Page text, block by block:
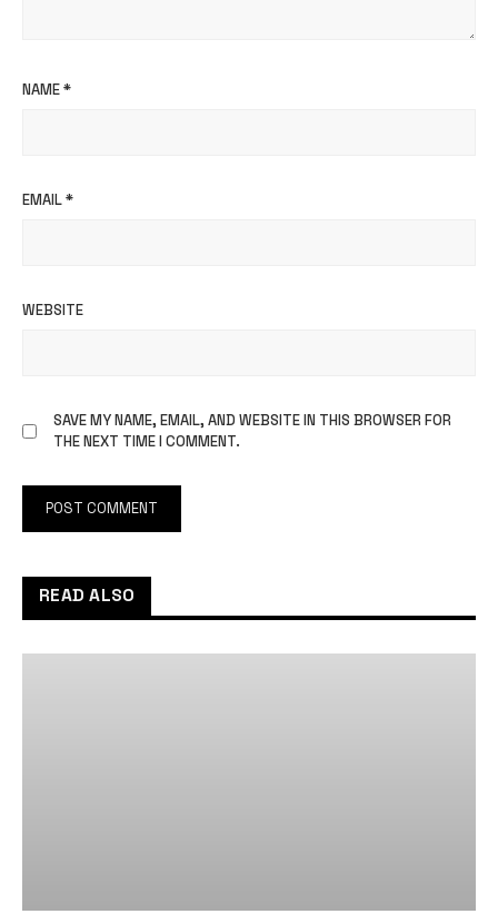
NAME*
EMAIL*
WEBSITE
SAVE MY NAME, EMAIL, AND WEBSITE IN THIS BROWSER FOR
THE NEXT TIME I COMMENT.
READ ALSO